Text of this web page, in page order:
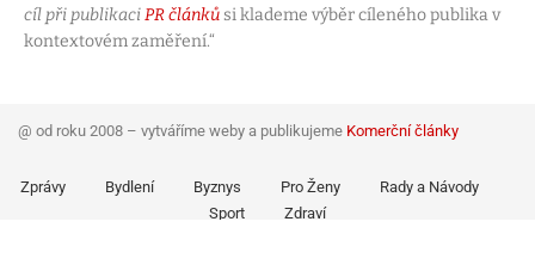
cíl při publikaciPR článků si klademe výběr cíleného publika v
kontextovém zaměření.“
@ od roku 2008 – vytváříme weby a publikujeme Komerční články
Zprávy Bydlení Byznys Pro Ženy
Rady a Návody
Sport
Zdraví